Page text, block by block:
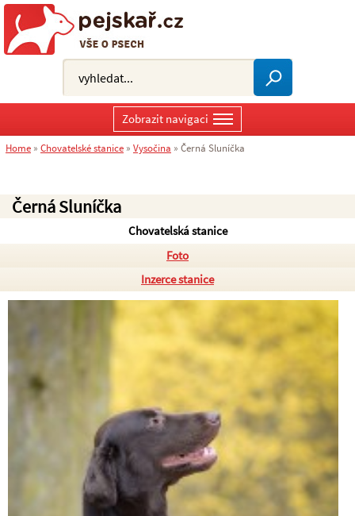
Černá Sluníčka
Chovatelská stanice
Foto
Inzerce stanice
Zobrazit navigaci
Home » Chovatelské stanice » Vysočina » Černá Sluníčka